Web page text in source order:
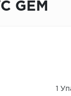
GEM
1